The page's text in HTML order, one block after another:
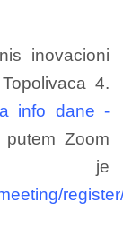
inovacioni
4.
info dane -
Zoom
je